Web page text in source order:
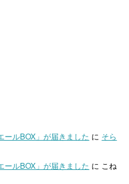
ールBOX」が届きました に そら
ールBOX」が届きました に こね